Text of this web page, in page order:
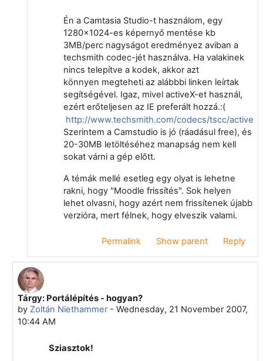
Én a Camtasia Studio-t használom, egy
1280x1024-es képernyő mentése kb
3MB/perc nagyságot eredményez aviban a
techsmith codec-jét használva. Ha valakinek
nincs telepítve a kodek, akkor azt
könnyen megteheti az alábbbi linken leírtak
segítségével. Igaz, mivel activeX-et használ,
ezért erőteljesen az IE preferált hozzá.:(
http://www.techsmith.com/codecs/tscc/
Szerintem a Camstudio is jó (ráadásul free), és
20-30MB letöltéséhez manapság nem kell
sokat várni a gép előtt.
A témák mellé esetleg egy olyat is lehetne
rakni, hogy "Moodle frissítés". Sok helyen
lehet olvasni, hogy azért nem frissítenek újabb
verzióra, mert félnek, hogy elveszik valami.
Permalink Show parent Reply
In reply to Zoltán Niethammer
Tárgy: Portálépítés - hogyan?
by Zoltán Niethammer- Wednesday, 21 November 2007,
10:44 AM
Sziasztok!